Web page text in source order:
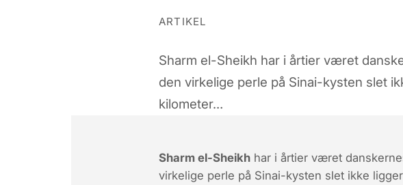
ARTIKEL
Sharm el-Sheikh har i årtier været
den virkelige perle på Sinai-kysten slet
kilometer…
Sharm el-Sheikh har i årtier været
virkelige perle på Sinai-kysten slet ikke